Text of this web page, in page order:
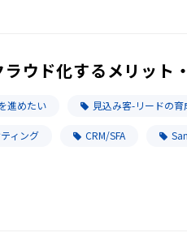
ウド化するメリット
進めたい 見込み客-リードの
ィング CRM/SFA